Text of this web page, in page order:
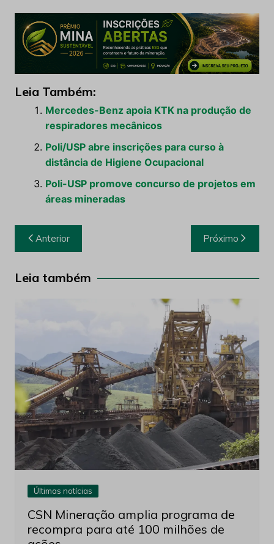
Leia Também:
Mercedes-Benz apoia KTK na produção de
respiradores mecânicos
Poli/USP abre inscrições para curso à
distância de Higiene Ocupacional
Poli-USP promove concurso de projetos em
áreas mineradas
Navegação
de
Post
Anterior Próximo
Leia também
Últimas notícias
CSN Mineração amplia programa de
recompra para até 100 milhões de